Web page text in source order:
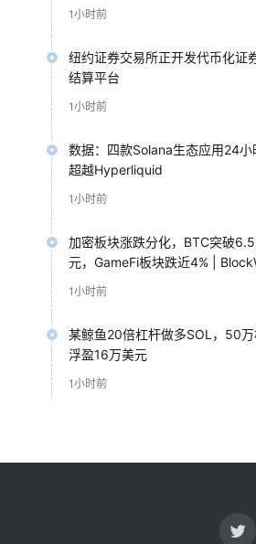
1小时前
纽约证券交易所正开发代币化证
结算平台
1小时前
数据：四款Solana生态应用24小
超越Hyperliquid
1小时前
加密板块涨跌分化，BTC突破
元，GameFi板块跌近4% |
1小时前
某鲸鱼20倍杠杆做多SOL，50
浮盈16万美元
1小时前